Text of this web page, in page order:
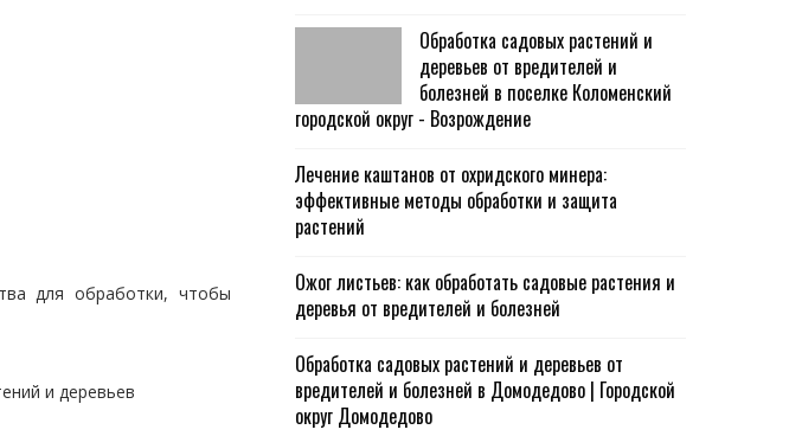
для обработки, чтобы
и деревьев
Обработка садовых растений и
деревьев от вредителей и
болезней в поселке Коломенский
городской округ - Возрождение
Лечение каштанов от охридского минера:
эффективные методы обработки и защита
растений
Ожог листьев: как обработать садовые растения и
деревья от вредителей и болезней
Обработка садовых растений и деревьев от
вредителей и болезней в Домодедово | Городской
округ Домодедово